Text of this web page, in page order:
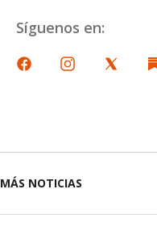
Síguenos en:
MÁS NOTICIAS